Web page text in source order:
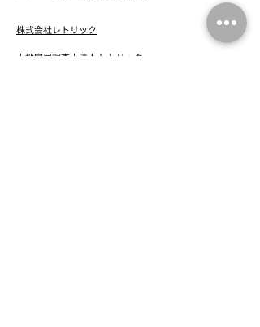
株式会社レトリック
土地家屋調査士法人 レトリック